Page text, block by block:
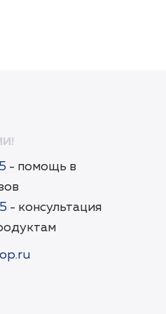
- помощь в
- консультация